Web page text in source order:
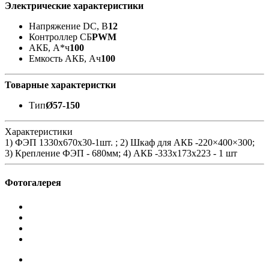
Электрические характеристики
Напряжение DC, В12
Контроллер СБPWM
АКБ, А*ч100
Емкость АКБ, Ач100
Товарные характеристки
ТипØ57-150
Характеристики
1) ФЭП 1330х670x30-1шт. ; 2) Шкаф для АКБ -220×400×300;
3) Крепление ФЭП - 680мм; 4) АКБ -333x173x223 - 1 шт
Фотогалерея